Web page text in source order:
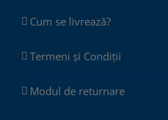
Cum se livrează?
Termeni și Condiții
Modul de returnare